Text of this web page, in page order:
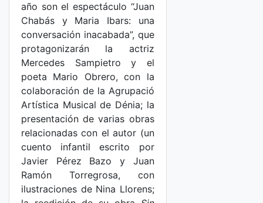
año son el espectáculo “Juan
Chabás y Maria Ibars: una
conversación inacabada”, que
protagonizarán la actriz
Mercedes Sampietro y el
poeta Mario Obrero, con la
colaboración de la Agrupació
Artística Musical de Dénia; la
presentación de varias obras
relacionadas con el autor (un
cuento infantil escrito por
Javier Pérez Bazo y Juan
Ramón Torregrosa, con
ilustraciones de Nina Llorens;